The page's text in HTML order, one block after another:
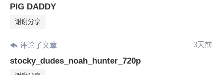
PIG DADDY
谢谢分享
评论了文章 3天前
stocky_dudes_noah_hunter_720p